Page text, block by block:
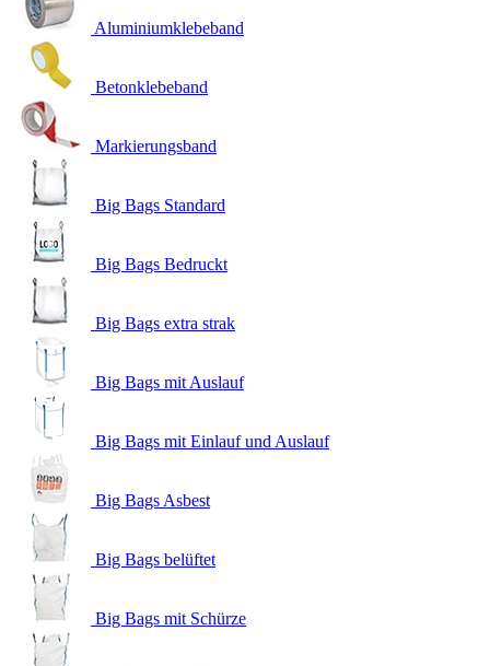
Aluminiumklebeband
Betonklebeband
Markierungsband
Big Bags Standard
Big Bags Bedruckt
Big Bags extra strak
Big Bags mit Auslauf
Big Bags mit Einlauf und Auslauf
Big Bags Asbest
Big Bags belüftet
Big Bags mit Schürze